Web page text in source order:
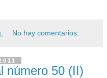
No hay comentarios:
número 50 (II)